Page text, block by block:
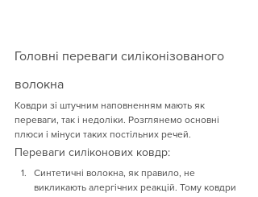
Головні переваги силіконізованого
волокна
Ковдри зі штучним наповненням мають як
переваги, так і недоліки. Розглянемо основні
плюси і мінуси таких постільних речей.
Переваги силіконових ковдр:
Синтетичні волокна, як правило, не
викликають алергічних реакцій. Тому ковдри